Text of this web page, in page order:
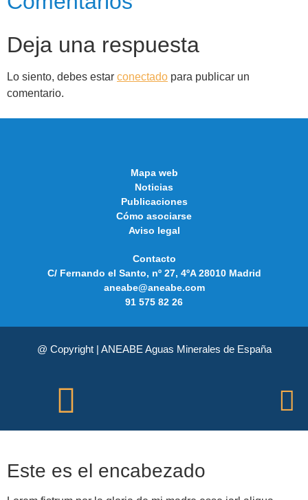
Deja una respuesta
Lo siento, debes estar conectado para publicar un
comentario.
Mapa web
Noticias
Publicaciones
Cómo asociarse
Aviso legal
Contacto
C/ Fernando el Santo, nº 27, 4ºA 28010 Madrid
aneabe@aneabe.com
91 575 82 26
@ Copyright | ANEABE Aguas Minerales de España
Este es el encabezado